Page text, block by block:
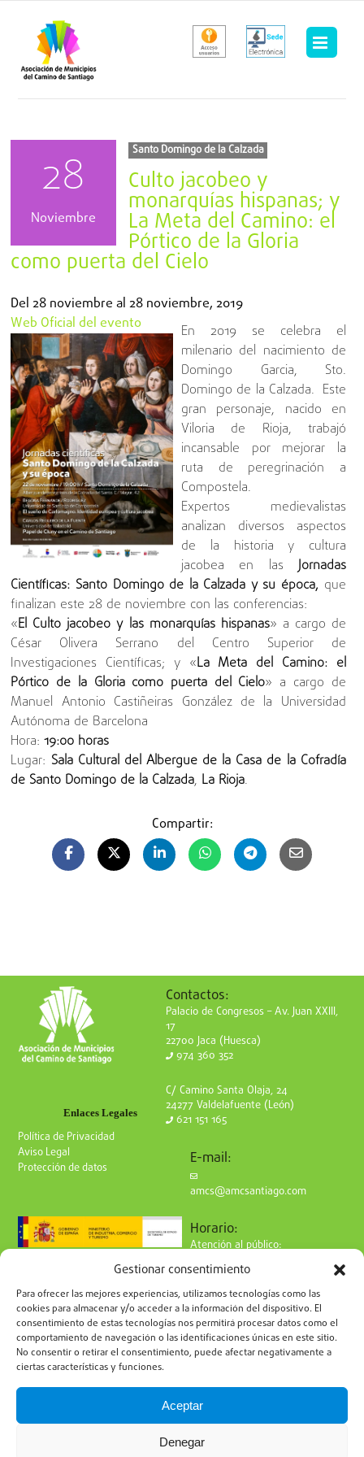
Gestionar consentimiento
Para ofrecer las mejores experiencias, utilizamos tecnologías como las
cookies para almacenar y/o acceder a la información del dispositivo. El
consentimiento de estas tecnologías nos permitirá procesar datos como el
comportamiento de navegación o las identificaciones únicas en este sitio.
No consentir o retirar el consentimiento, puede afectar negativamente a
ciertas características y funciones.
Aceptar
Denegar
contenido
28
Noviembre
Santo Domingo de la Calzada
Culto jacobeo y
monarquías hispanas; y
La Meta del Camino: el
Pórtico de la Gloria
como puerta del Cielo
Del28 noviembre al28 noviembre, 2019
Web Oficial del evento
En 2019 se celebra el
milenario del nacimiento de
Domingo Garcia, Sto.
Domingo de la Calzada. Este
gran personaje, nacido en
Viloria de Rioja, trabajó
incansable por mejorar la
ruta de peregrinación a
Compostela.
Expertos medievalistas
analizan diversos aspectos
de la historia y cultura
jacobea en lasJornadas
Científicas: Santo Domingo de la Calzada y su época, que
finalizan este 28 de noviembre con las conferencias:
«El Culto jacobeo y las monarquías hispanas» a cargo de
César Olivera Serrano del Centro Superior de
Investigaciones Científicas; y «La Meta del Camino: el
Pórtico de la Gloria como puerta del Cielo» a cargo de
Manuel Antonio Castiñeiras González de la Universidad
Autónoma de Barcelona
Hora: 19:00 horas
Lugar: Sala Cultural del Albergue de la Casa de la Cofradía
de Santo Domingo de la Calzada, La Rioja.
Compartir:
Enlaces Legales
Política de Privacidad
Aviso Legal
Protección de datos
Contactos:
Palacio de Congresos – Av. Juan XXIII,
17
22700 Jaca (Huesca)
974 360 352
C/ Camino Santa Olaja, 24
24277 Valdelafuente (León)
621 151 165
E-mail:
amcs@amcsantiago.com
Horario:
Atención al público:
de 9 a 15h
Síguenos en redes:
Suscríbete a nuestro boletín